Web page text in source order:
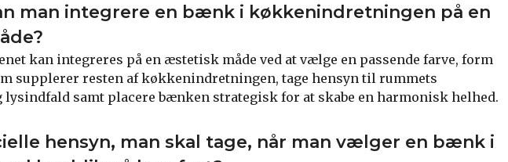
man integrere en bænk i køkkenindretningen på en
kan integreres på en æstetisk måde ved at vælge en passende farve, form
supplerer resten af køkkenindretningen, tage hensyn til rummets
samt placere bænken strategisk for at skabe en harmonisk helhed.
hensyn, man skal tage, når man vælger en bænk i